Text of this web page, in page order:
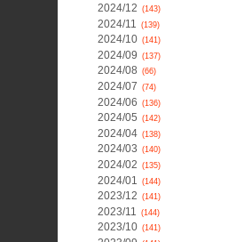
2024/12 (143)
2024/11 (139)
2024/10 (141)
2024/09 (137)
2024/08 (66)
2024/07 (74)
2024/06 (136)
2024/05 (142)
2024/04 (138)
2024/03 (140)
2024/02 (135)
2024/01 (144)
2023/12 (141)
2023/11 (144)
2023/10 (141)